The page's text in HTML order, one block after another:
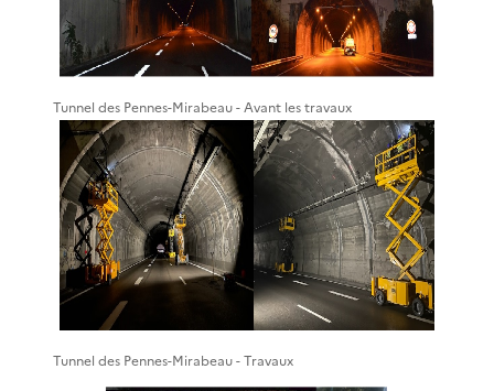
Tunnel des Pennes-Mirabeau - Avant les travaux
Tunnel des Pennes-Mirabeau - Travaux